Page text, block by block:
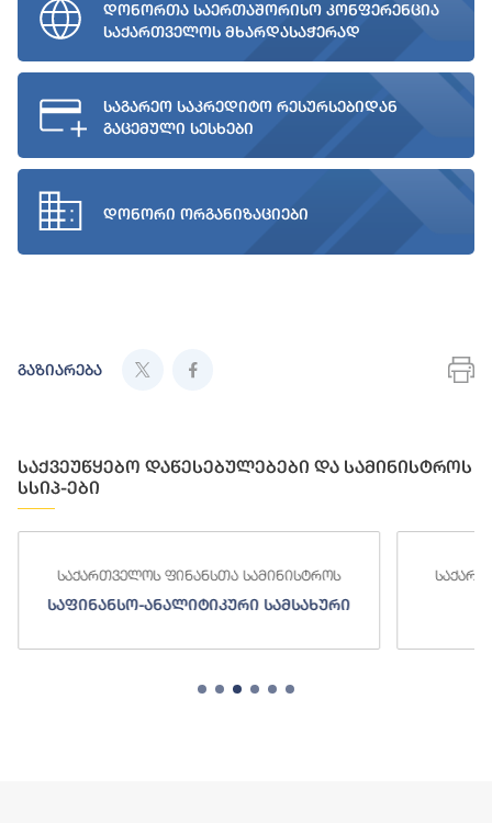
დონორთა საერთაშორისო კონფერენცია
საქართველოს მხარდასაჭერად
საგარეო საკრედიტო რესურსებიდან
გაცემული სესხები
დონორი ორგანიზაციები
გაზიარება
საქვეუწყებო დაწესებულებები და სამინისტროს
სსიპ-ები
საქართველოს ფინანსთა სამინისტროს
საფინანსო-ანალიტიკური სამსახური